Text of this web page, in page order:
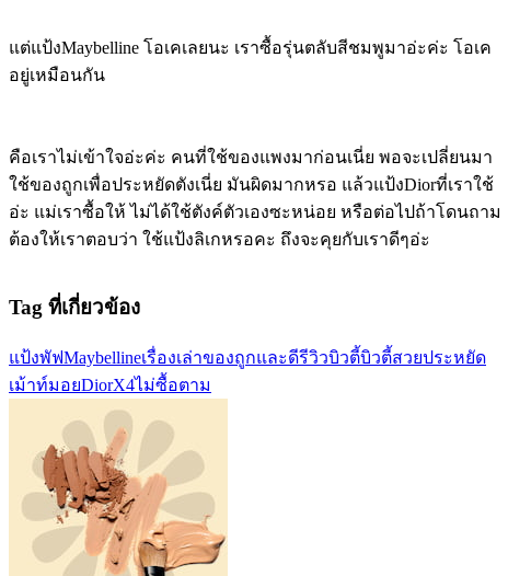
แต่แป้งMaybelline โอเคเลยนะ เราซื้อรุ่นตลับสีชมพูมาอ่ะค่ะ โอเค
อยู่เหมือนกัน
คือเราไม่เข้าใจอ่ะค่ะ คนที่ใช้ของแพงมาก่อนเนี่ย พอจะเปลี่ยนมา
ใช้ของถูกเพื่อประหยัดตังเนี่ย มันผิดมากหรอ แล้วแป้งDiorที่เราใช้
อ่ะ แม่เราซื้อให้ ไม่ได้ใช้ตังค์ตัวเองซะหน่อย หรือต่อไปถ้าโดนถาม
ต้องให้เราตอบว่า ใช้แป้งลิเกหรอคะ ถึงจะคุยกับเราดีๆอ่ะ
Tag ที่เกี่ยวข้อง
แป้งพัฟMaybellineเรื่องเล่าของถูกและดีรีวิวบิวตี้บิวตี้สวยประหยัด
เม้าท์มอยDiorX4ไม่ซื้อตาม